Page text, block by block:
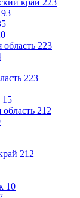
край 223
93
область 223
223
15
область 212
212
10